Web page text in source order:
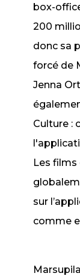
box-
200
donc sa
forcé de
Jenna
Culture :
Les films
sur
comme